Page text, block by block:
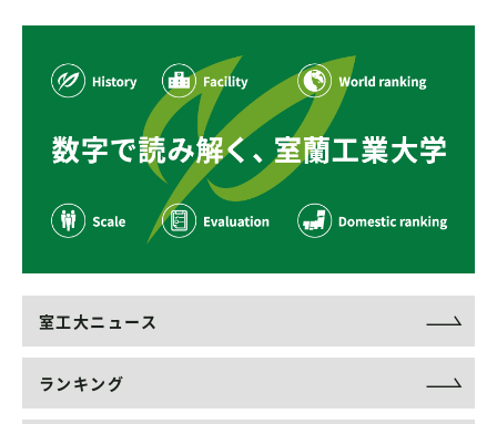
室工大ニュース
ランキング